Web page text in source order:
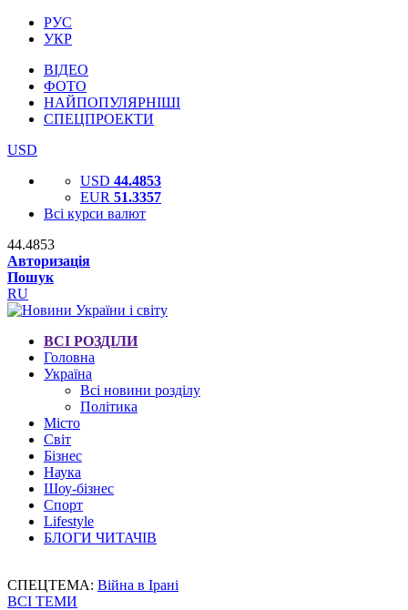
РУС
УКР
ВІДЕО
ФОТО
НАЙПОПУЛЯРНІШІ
СПЕЦПРОЕКТИ
USD
USD 44.4853
EUR 51.3357
Всі курси валют
44.4853
Авторизація
Пошук
RU
ВСІ РОЗДІЛИ
Головна
Україна
Всі новини розділу
Політика
Місто
Світ
Бізнес
Наука
Шоу-бізнес
Спорт
Lifestyle
БЛОГИ ЧИТАЧІВ
СПЕЦТЕМА: Війна в Ірані
ВСІ ТЕМИ